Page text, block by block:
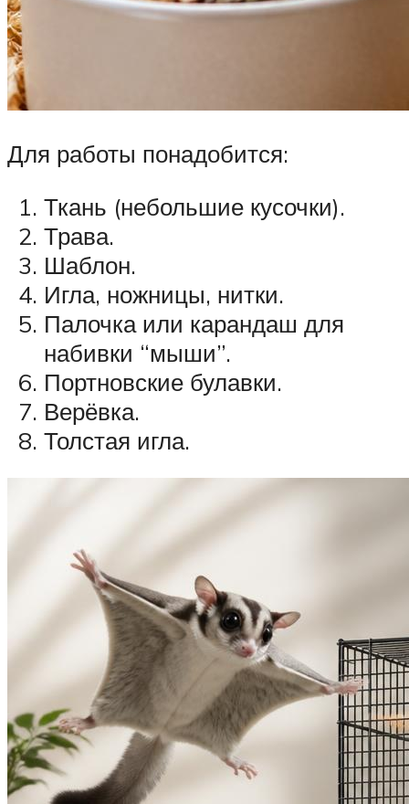
Для работы понадобится:
Ткань (небольшие кусочки).
Трава.
Шаблон.
Игла, ножницы, нитки.
Палочка или карандаш для
набивки “мыши”.
Портновские булавки.
Верёвка.
Толстая игла.